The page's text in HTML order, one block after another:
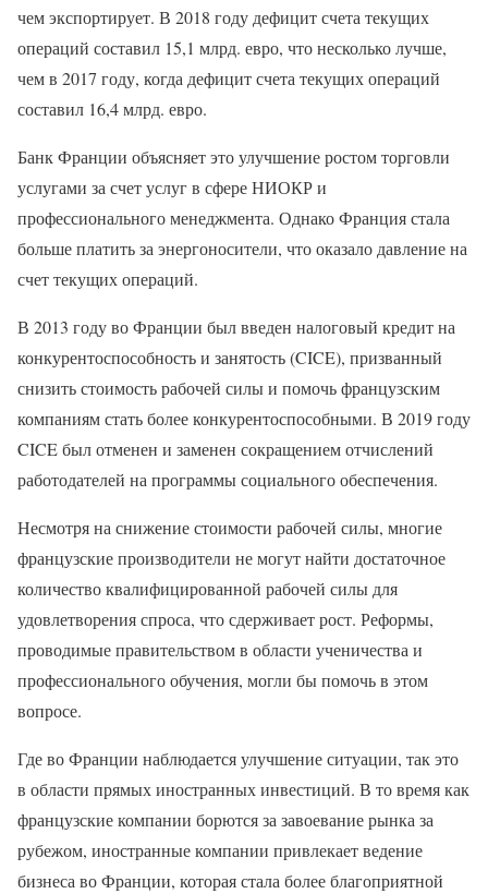
чем экспортирует. В 2018 году дефицит счета текущих
операций составил 15,1 млрд. евро, что несколько лучше,
чем в 2017 году, когда дефицит счета текущих операций
составил 16,4 млрд. евро.
Банк Франции объясняет это улучшение ростом торговли
услугами за счет услуг в сфере НИОКР и
профессионального менеджмента. Однако Франция стала
больше платить за энергоносители, что оказало давление на
счет текущих операций.
В 2013 году во Франции был введен налоговый кредит на
конкурентоспособность и занятость (CICE), призванный
снизить стоимость рабочей силы и помочь французским
компаниям стать более конкурентоспособными. В 2019 году
CICE был отменен и заменен сокращением отчислений
работодателей на программы социального обеспечения.
Несмотря на снижение стоимости рабочей силы, многие
французские производители не могут найти достаточное
количество квалифицированной рабочей силы для
удовлетворения спроса, что сдерживает рост. Реформы,
проводимые правительством в области ученичества и
профессионального обучения, могли бы помочь в этом
вопросе.
Где во Франции наблюдается улучшение ситуации, так это
в области прямых иностранных инвестиций. В то время как
французские компании борются за завоевание рынка за
рубежом, иностранные компании привлекает ведение
бизнеса во Франции, которая стала более благоприятной